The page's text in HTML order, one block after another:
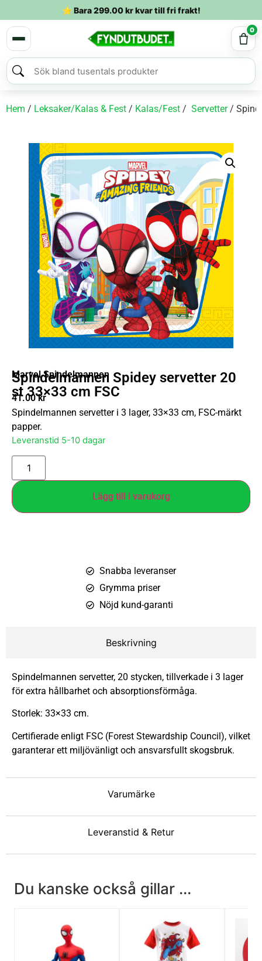
⭐ Bara299.00krkvar till fri frakt!
0
Hem / Leksaker/Kalas & Fest / Kalas/Fest / Servetter/
Marvel Spindelmannen
Spindelmannen Spidey servetter 20
st 33×33 cm FSC
41.00kr
Spindelmannen servetter i 3 lager, 33×33 cm, FSC-märkt
papper.
Leveranstid 5-10 dagar
Lägg till i varukorg
Snabba leveranser
Grymma priser
Nöjd kund-garanti
Beskrivning
Varumärke
Leveranstid & Retur
Spindelmannen servetter, 20 stycken, tillverkade i 3 lager
för extra hållbarhet och absorptionsförmåga.
Storlek: 33×33 cm.
Certifierade enligt FSC (Forest Stewardship Council), vilket
garanterar ett miljövänligt och ansvarsfullt skogsbruk.
Du kanske också gillar ...